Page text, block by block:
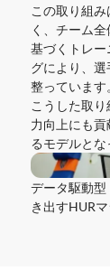
この取り組
く、チーム
基づくトレ
グにより、
整っています
こうした取
力向上にも
るモデルとな
データ駆動型
き出すHUR